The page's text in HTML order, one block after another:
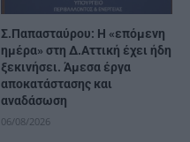
Σ.Παπασταύρου: Η «επόμενη
ημέρα» στη Δ.Αττική έχει ήδη
ξεκινήσει. Άμεσα έργα
αποκατάστασης και
αναδάσωση
06/08/2026